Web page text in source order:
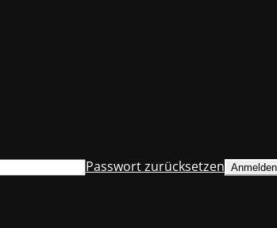
Passwort zurücksetzen